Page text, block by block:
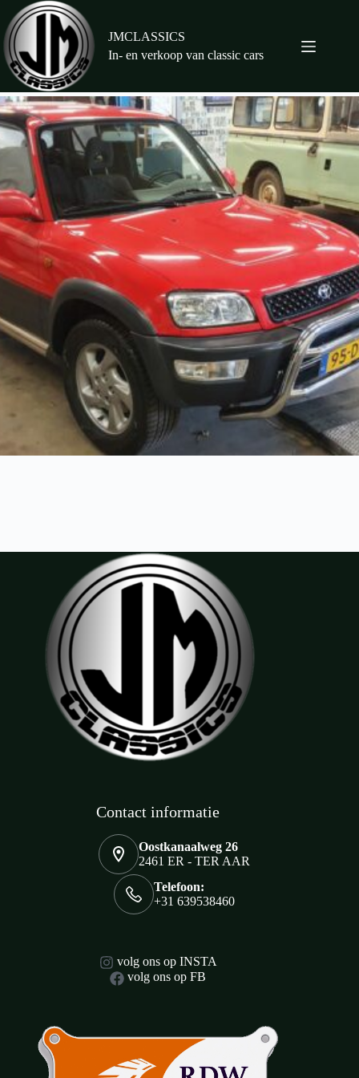
naar
de
inhoud
JMCLASSICS
In- en verkoop van classic cars
Contact informatie
Oostkanaalweg 26
2461 ER - TER AAR
Telefoon:
+31 639538460
volg ons op INSTA
volg ons op FB